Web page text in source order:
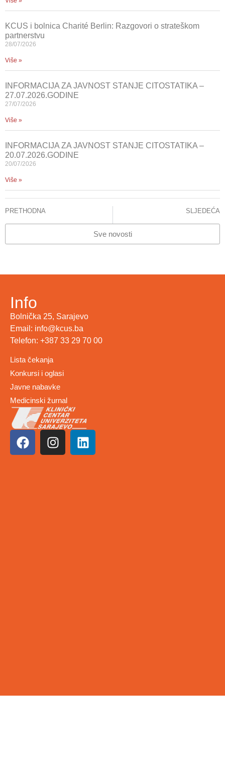
KCUS i bolnica Charité Berlin: Razgovori o strateškom
partnerstvu
28/07/2026
Više »
INFORMACIJA ZA JAVNOST STANJE CITOSTATIKA –
27.07.2026.GODINE
27/07/2026
Više »
INFORMACIJA ZA JAVNOST STANJE CITOSTATIKA –
20.07.2026.GODINE
20/07/2026
Više »
PRETHODNA SLJEDEĆA
Sve novosti
Info
Bolnička 25, Sarajevo
Email: info@kcus.ba
Telefon: +387 33 29 70 00
Lista čekanja
Konkursi i oglasi
Javne nabavke
Medicinski žurnal